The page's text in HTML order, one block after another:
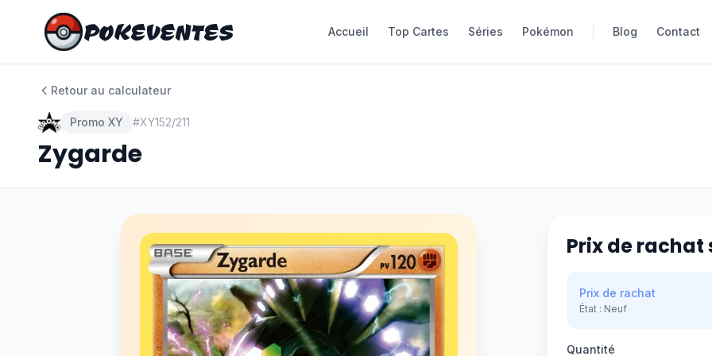
POKEVENTES Accueil Top Cartes Séries Pokémon Blog Contact
POKEVENTES Accueil Top Cartes Séries Pokémon Blog Contact
Retour au calculateur
Promo XY #XY152/211
Zygarde
Prix de rachat
Prix de rachat
État : Neuf
Quantité